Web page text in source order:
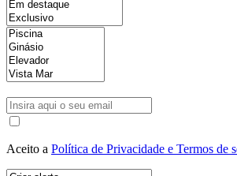
Aceito a Política de Privacidade e Termos de